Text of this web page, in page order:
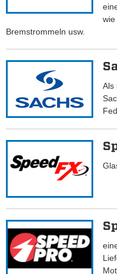
wie
Bremstrommeln usw.
Als